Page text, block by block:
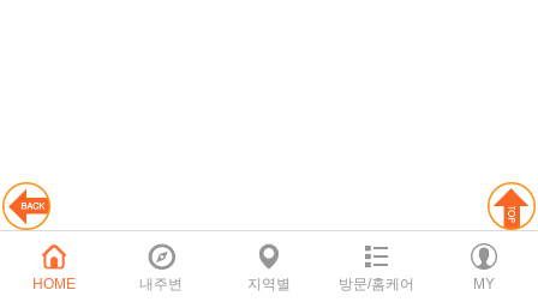
HOME 내주변 지역별 방문/홈케어 MY